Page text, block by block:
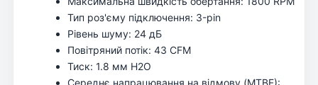
Тип роз'єму підключення: 3-pin
Рівень шуму: 24 дБ
Повітряний потік: 43 CFM
Тиск: 1.8 мм H2O
Середнє напрацювання на відмову (MTBF):